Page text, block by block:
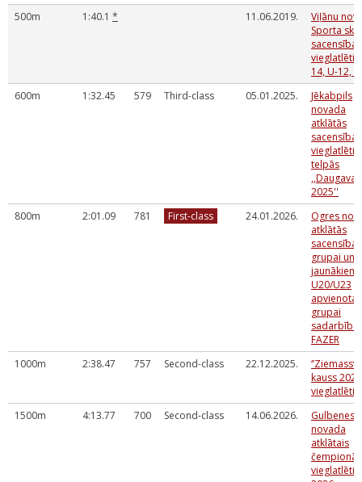
500m
1:40.1 * 11.06.2019.
Viļānu
Sporta
sacensības
14, U-12,
600m
1:32.45 579 Third-class 05.01.2025.
Jēkabpils
novada
atklātās
sacensības
telpās
,,Daugava
2025''
800m
2:01.09 781 First-class 24.01.2026.
Ogres nov.
atklātās
grupai un
jaunākiem,
U20/U23
grupai
sadarbībā
FAZER
1000m
2:38.47 757 Second-class 22.12.2025.
kauss
1500m
4:13.77 700 Second-class 14.06.2026.
Gulbenes
novada
atklātais